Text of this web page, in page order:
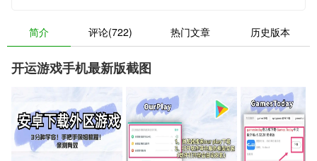
简介 评论(722) 热门文章 历史版本
开运游戏手机最新版截图